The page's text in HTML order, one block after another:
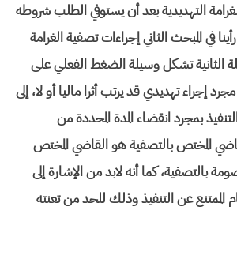
التهديدية بعد أن يستوفي الطلب شروطه
في المبحث الثاني إجراءات تصفية الغرامة
الثانية تشكل وسيلة الضغط الفعلي على
إجراء تهديدي قد يرتب أثرا ماليا أو لا، إلى
بمجرد انقضاء المدة المحددة من
المختص بالتصفية هو القاضي المختص
بالتصفية، كما أنه لابد من الإشارة إلى
الممتنع عن التنفيذ وذلك للحد من تعنته